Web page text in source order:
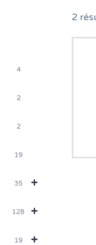
4
2
2
19
+
35
+
128
+
19
2